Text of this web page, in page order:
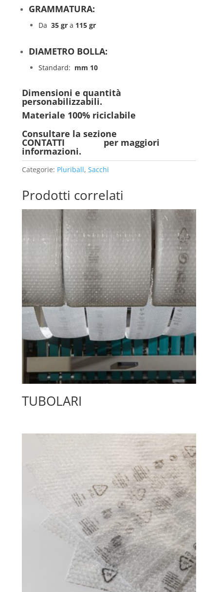
GRAMMATURA:
Da 35 gra 115 gr
DIAMETRO BOLLA:
Standard: mm 10
Dimensioni e quantità
personabilizzabili.
Materiale 100% riciclabile
Consultare la sezione
CONTATTI per maggiori
informazioni.
Categorie: Pluriball, Sacchi
Prodotti correlati
TUBOLARI